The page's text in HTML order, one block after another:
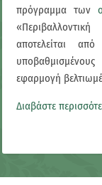
πρόγραμμα των
αποτελείται
εφαρμογή
Διαβάστε